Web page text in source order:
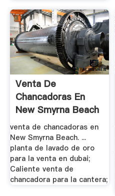
Venta De
Chancadoras En
New Smyrna Beach
- .
venta de chancadoras en
New Smyrna Beach. ...
planta de lavado de oro
para la venta en dubai;
Caliente venta de
chancadora para la cantera;